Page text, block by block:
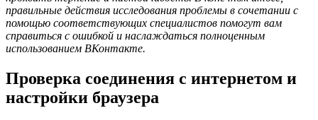
правильные действия исследования проблемы в сочетании с
помощью соответствующих специалистов помогут вам
справиться с ошибкой и наслаждаться полноценным
использованием ВКонтакте.
Проверка соединения с интернетом и
настройки браузера